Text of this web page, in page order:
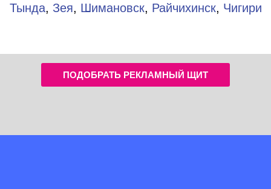
Тында, Зея, Шимановск, Райчихинск, Чигири
ПОДОБРАТЬ РЕКЛАМНЫЙ ЩИТ